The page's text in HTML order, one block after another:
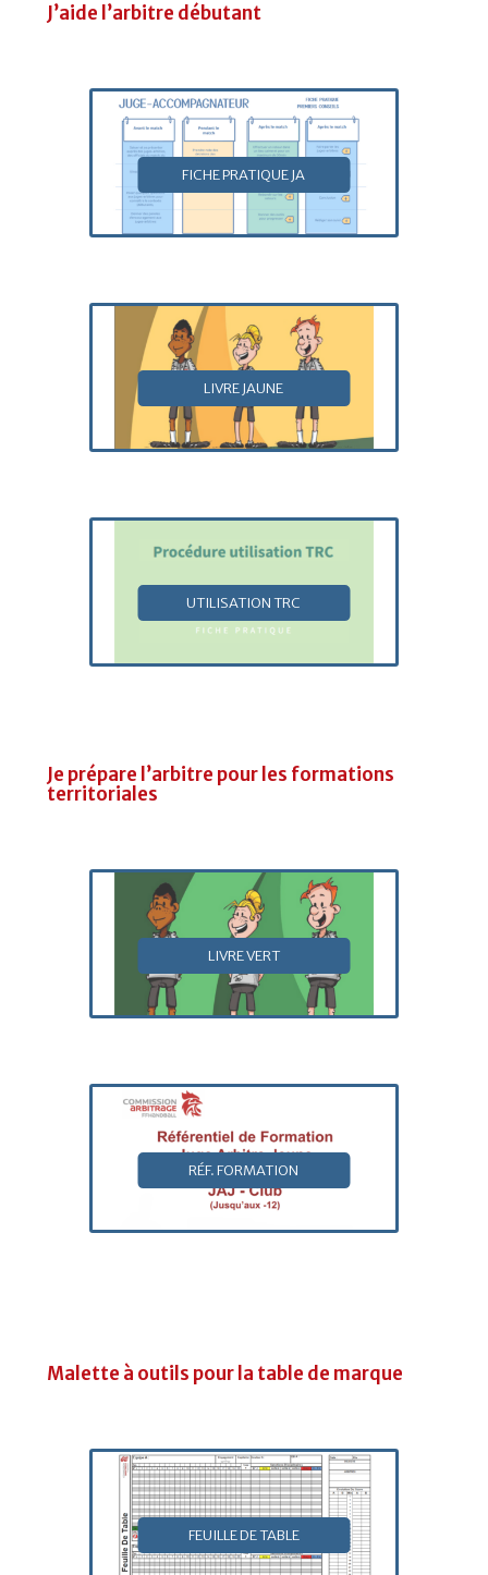
J’aide l’arbitre débutant
FICHE PRATIQUE JA
LIVRE JAUNE
UTILISATION TRC
Je prépare l’arbitre pour les formations
territoriales
LIVRE VERT
RÉF. FORMATION
Malette à outils pour la table de marque
FEUILLE DE TABLE